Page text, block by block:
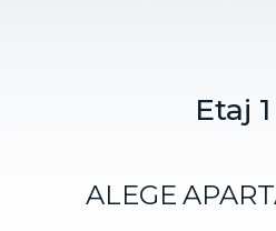
Etaj 1
ALEGE